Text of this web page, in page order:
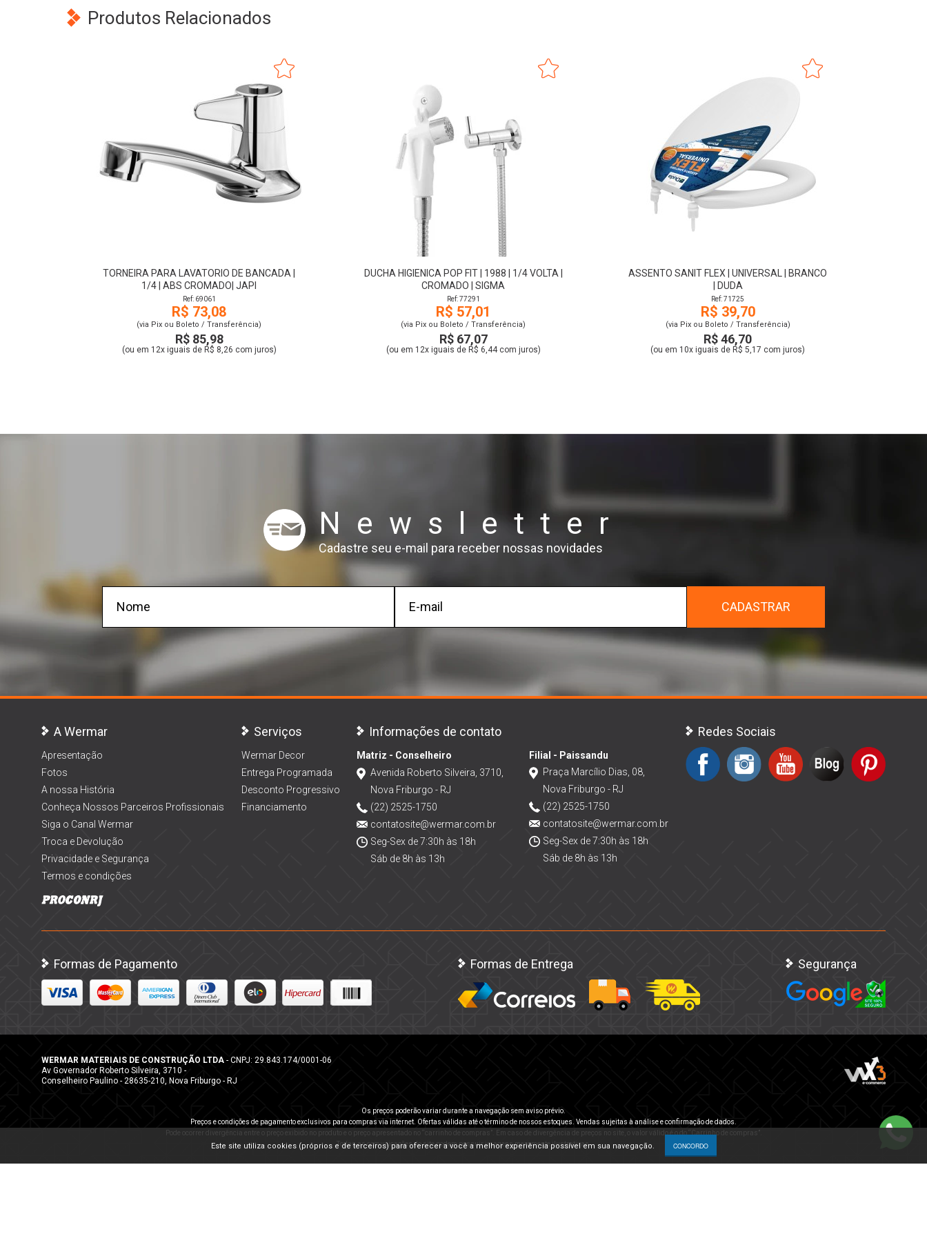
Este site utiliza cookies (próprios e de terceiros) para oferecer a você a melhor experiência possível em sua navegação. CONCORDO
Produtos Relacionados
TORNEIRA PARA LAVATORIO DE BANCADA |
1/4 | ABS CROMADO| JAPI
Ref: 69061
R$ 73,08
(via Pix ou Boleto / Transferência)
R$ 85,98
(ou em 12x iguais de R$ 8,26 com juros)
DUCHA HIGIENICA POP FIT | 1988 | 1/4 VOLTA |
CROMADO | SIGMA
Ref: 77291
R$ 57,01
(via Pix ou Boleto / Transferência)
R$ 67,07
(ou em 12x iguais de R$ 6,44 com juros)
ASSENTO SANIT FLEX | UNIVERSAL | BRANCO
| DUDA
Ref: 71725
R$ 39,70
(via Pix ou Boleto / Transferência)
R$ 46,70
(ou em 10x iguais de R$ 5,17 com juros)
Newsletter
Cadastre seu e-mail para receber nossas novidades
CADASTRAR
A Wermar
Apresentação
Fotos
A nossa História
Conheça Nossos Parceiros Profissionais
Siga o Canal Wermar
Troca e Devolução
Privacidade e Segurança
Termos e condições
Serviços
Wermar Decor
Entrega Programada
Desconto Progressivo
Financiamento
Informações de contato
Matriz - Conselheiro
Avenida Roberto Silveira, 3710,
Nova Friburgo - RJ
(22) 2525-1750
contatosite@wermar.com.br
Seg-Sex de 7:30h às 18h
Sáb de 8h às 13h
Filial - Paissandu
Praça Marcílio Dias, 08,
Nova Friburgo - RJ
(22) 2525-1750
contatosite@wermar.com.br
Seg-Sex de 7:30h às 18h
Sáb de 8h às 13h
Redes Sociais
Formas de Pagamento Formas de Entrega Segurança
WERMAR MATERIAIS DE CONSTRUÇÃO LTDA - CNPJ: 29.843.174/0001-06
Av Governador Roberto Silveira, 3710 -
Conselheiro Paulino - 28635-210, Nova Friburgo - RJ
Os preços poderão variar durante a navegação sem aviso prévio.
Preços e condições de pagamento exclusivos para compras via internet. Ofertas válidas até o término de nossos estoques. Vendas sujeitas à análise e confirmação de dados.
Pode ocorrer divergência entre o preço exibido no produto e o preço apresentado no “carrinho de compras”. Em caso de divergência de preços no site, o valor válido é o do “Carrinho de compras”.
Todas as comunicações do site podem possuir imagens meramente ilustrativas.